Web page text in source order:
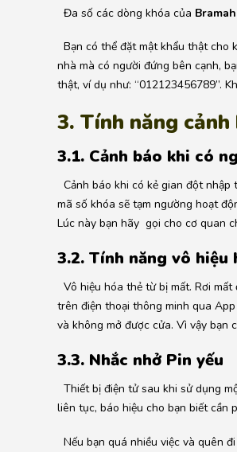
Đa số các dòng khóa của Bramah
Bạn có thể đặt mật khẩu thật cho
nhà mà có người đứng bên cạnh,
thật, ví dụ như: “012123456789”.
3. Tính năng
3.1. Cảnh báo khi có
Cảnh báo khi có kẻ gian đột
mã số khóa sẽ tạm ngường hoạt
Lúc này bạn hãy gọi cho cơ quan
3.2. Tính năng vô
Vô hiệu hóa thẻ từ bị mất. Rơi
trên điện thoại thông minh qua
và không mở được cửa. Vì vậy bạn
3.3. Nhắc nhở Pin yếu
Thiết bị điện tử sau khi sử dụng
liên tục, báo hiệu cho bạn biết cần
Nếu bạn quá nhiều việc và quên